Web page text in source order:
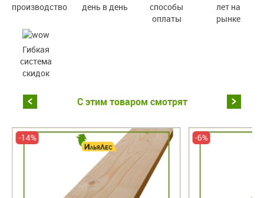
производство
день в день
способы
оплаты
лет на
рынке
Гибкая
система
скидок
С этим товаром смотрят
-14% -6%